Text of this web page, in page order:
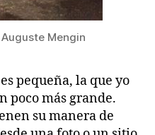
Mengin
pequeña, la que yo
poco más grande.
su manera de